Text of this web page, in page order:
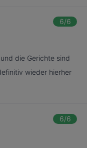
6/6
die Gerichte sind
wieder hierher
6/6